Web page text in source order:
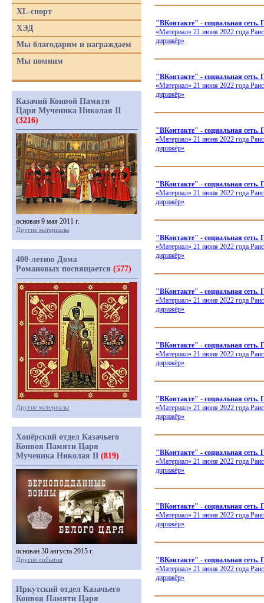
"ВКонтакте" - социальная
«Материал» 21 июня 2022 года
дирижёр»
"ВКонтакте" - социальная сеть.
«Материал» 21 июня 2022 года
дирижёр»
"ВКонтакте" - социальная сеть.
«Материал» 21 июня 2022 года
дирижёр»
"ВКонтакте" - социальная сеть.
«Материал» 21 июня 2022 года
дирижёр»
"ВКонтакте" - социальная
«Материал» 21 июня 2022 года
дирижёр»
"ВКонтакте" - социальная
«Материал» 21 июня 2022 года
дирижёр»
"ВКонтакте" - социальная
«Материал» 21 июня 2022 года
дирижёр»
"ВКонтакте" - социальная
«Материал» 21 июня 2022 года
дирижёр»
"ВКонтакте" - социальная
«Материал» 21 июня 2022 года
дирижёр»
"ВКонтакте" - социальная
«Материал» 21 июня 2022 года
дирижёр»
"ВКонтакте" - социальная сеть.
«Материал» 21 июня 2022 года
дирижёр»
XL-спорт
ХЭД
Мы благодарим и награждаем
Мы помним
Казачий Конвой Памяти
Царя Мученика Николая II
(3216)
основан 9 мая 2011 г.
Другие материалы
400-летию Дома
Романовых посвящается (577)
Другие материалы
Хопёрский отдел Казачьего
Конвоя Памяти Царя
Мученика Николая II (819)
основан 30 августа 2015 г.
Другие события
Иркутский отдел Казачьего
Конвоя Памяти Царя